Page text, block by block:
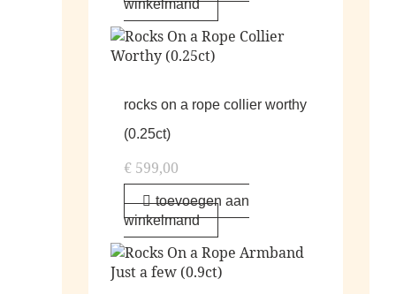
winkelmand
rocks on a rope collier worthy
(0.25ct)
€ 599,00
toevoegen aan
winkelmand